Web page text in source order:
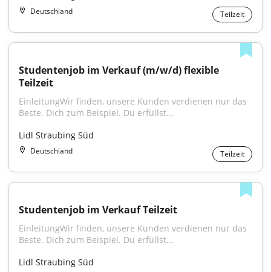
Deutschland Teilzeit
Studentenjob im Verkauf (m/w/d) flexible
Teilzeit
EinleitungWir finden, unsere Kunden verdienen nur das
Beste. Dich zum Beispiel. Du erfüllst...
Lidl Straubing Süd
Deutschland Teilzeit
Studentenjob im Verkauf Teilzeit
EinleitungWir finden, unsere Kunden verdienen nur das
Beste. Dich zum Beispiel. Du erfüllst...
Lidl Straubing Süd